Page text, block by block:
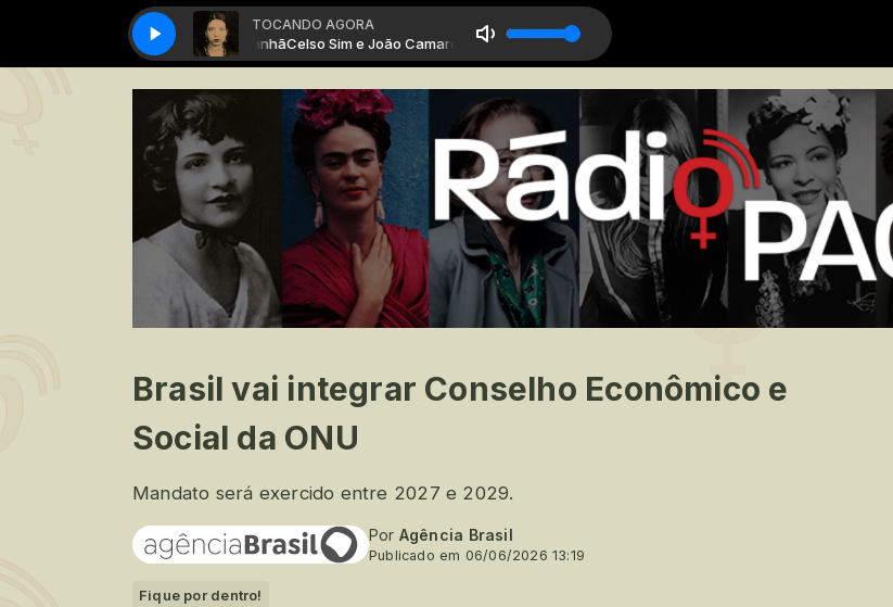
TOCANDO AGORA
Sim e João Camarero - É de Manhã Celso Sim e João Camarero - É de Manhã
Brasil vai integrar Conselho Econômico e
Social da ONU
Mandato será exercido entre 2027 e 2029.
Por Agência Brasil
Publicado em 06/06/2026 13:19
Fique por dentro!